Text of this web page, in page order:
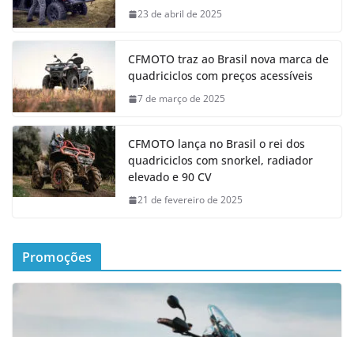
23 de abril de 2025
CFMOTO traz ao Brasil nova marca de
quadriciclos com preços acessíveis
7 de março de 2025
CFMOTO lança no Brasil o rei dos
quadriciclos com snorkel, radiador
elevado e 90 CV
21 de fevereiro de 2025
Promoções